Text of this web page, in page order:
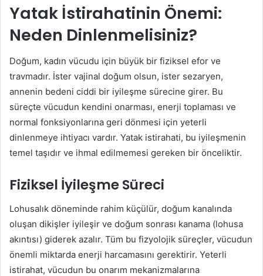
Yatak İstirahatinin Önemi:
Neden Dinlenmelisiniz?
Doğum, kadın vücudu için büyük bir fiziksel efor ve
travmadır. İster vajinal doğum olsun, ister sezaryen,
annenin bedeni ciddi bir iyileşme sürecine girer. Bu
süreçte vücudun kendini onarması, enerji toplaması ve
normal fonksiyonlarına geri dönmesi için yeterli
dinlenmeye ihtiyacı vardır. Yatak istirahati, bu iyileşmenin
temel taşıdır ve ihmal edilmemesi gereken bir önceliktir.
Fiziksel İyileşme Süreci
Lohusalık döneminde rahim küçülür, doğum kanalında
oluşan dikişler iyileşir ve doğum sonrası kanama (lohusa
akıntısı) giderek azalır. Tüm bu fizyolojik süreçler, vücudun
önemli miktarda enerji harcamasını gerektirir. Yeterli
istirahat, vücudun bu onarım mekanizmalarına